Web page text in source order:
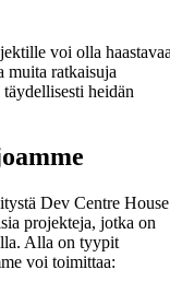
voi olla
muita ratkaisuja
heidän
Dev Centre House
projekteja, jotka on
Alla on tyypit
voi toimittaa: